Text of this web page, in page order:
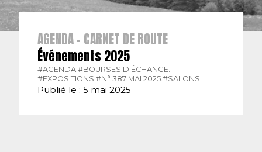
AGENDA - CARNET DE ROUTE
Événements 2025
#AGENDA. #BOURSES D'ÉCHANGE.
#EXPOSITIONS. #N° 387 MAI 2025. #SALONS.
Publié le : 5 mai 2025